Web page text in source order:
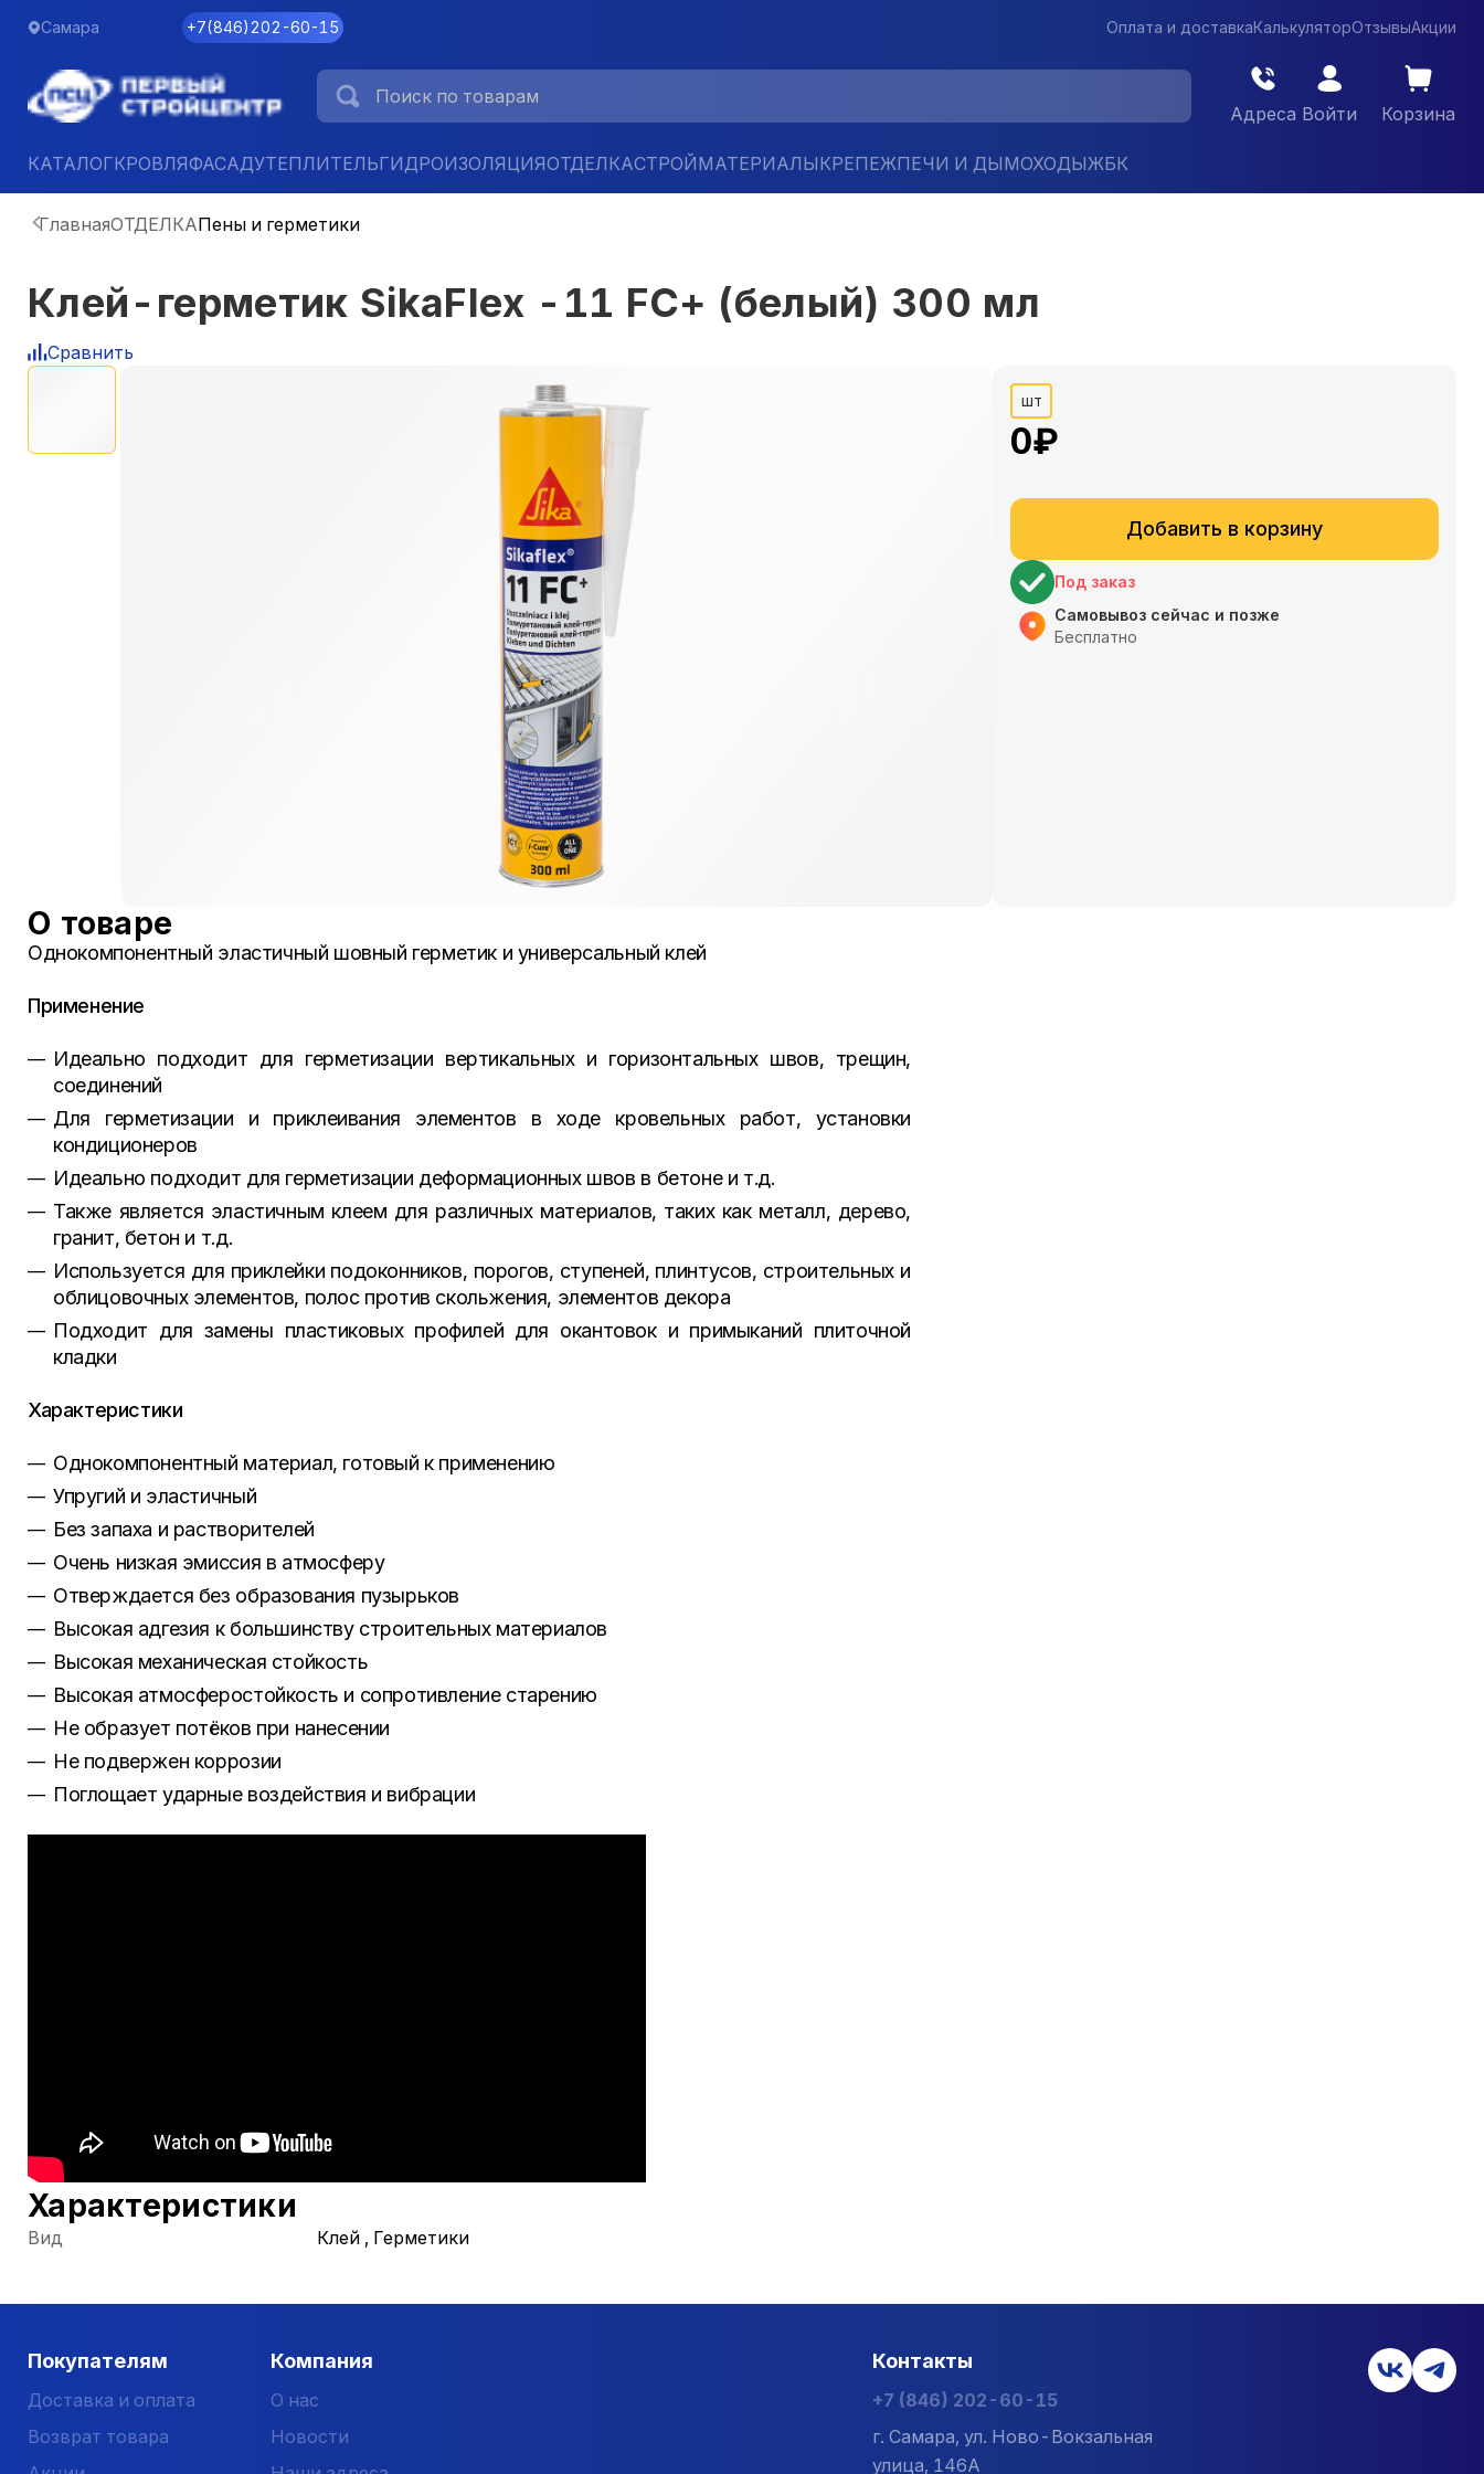
Самара +7(846)202-60-15 Оплата и доставкаКалькуляторОтзывыАкции
Адреса Войти Корзина
КАТАЛОГКРОВЛЯФАСАДУТЕПЛИТЕЛЬГИДРОИЗОЛЯЦИЯОТДЕЛКАСТРОЙМАТЕРИАЛЫКРЕПЕЖПЕЧИ И ДЫМОХОДЫЖБК
ГлавнаяОТДЕЛКАПены и герметики
Клей-герметик SikaFlex -11 FC+ (белый) 300 мл
Сравнить
шт
0₽
Добавить в корзину
Под заказ
Самовывоз сейчас и позже
Бесплатно
О товаре
Однокомпонентный эластичный шовный герметик и универсальный клей
Применение
Идеально подходит для герметизации вертикальных и горизонтальных швов, трещин,
соединений
Для герметизации и приклеивания элементов в ходе кровельных работ, установки
кондиционеров
Идеально подходит для герметизации деформационных швов в бетоне и т.д.
Также является эластичным клеем для различных материалов, таких как металл, дерево,
гранит, бетон и т.д.
Используется для приклейки подоконников, порогов, ступеней, плинтусов, строительных и
облицовочных элементов, полос против скольжения, элементов декора
Подходит для замены пластиковых профилей для окантовок и примыканий плиточной
кладки
Характеристики
Однокомпонентный материал, готовый к применению
Упругий и эластичный
Без запаха и растворителей
Очень низкая эмиссия в атмосферу
Отверждается без образования пузырьков
Высокая адгезия к большинству строительных материалов
Высокая механическая стойкость
Высокая атмосферостойкость и сопротивление старению
Не образует потёков при нанесении
Не подвержен коррозии
Поглощает ударные воздействия и вибрации
Характеристики
Вид Клей , Герметики
Покупателям
Доставка и оплата
Возврат товара
Компания
О нас
Новости
Контакты
+7 (846) 202-60-15
г. Самара, ул. Ново-Вокзальная
улица, 146А